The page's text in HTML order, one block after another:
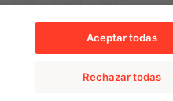
Aceptar todas
Rechazar todas